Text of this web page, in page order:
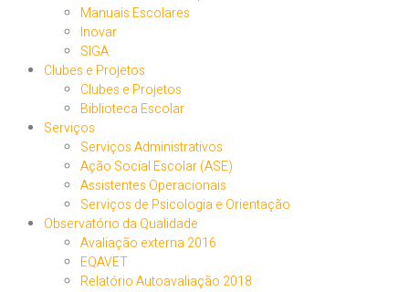
Manuais Escolares
Inovar
SIGA
Clubes e Projetos
Clubes e Projetos
Biblioteca Escolar
Serviços
Serviços Administrativos
Ação Social Escolar (ASE)
Assistentes Operacionais
Serviços de Psicologia e Orientação
Observatório da Qualidade
Avaliação externa 2016
EQAVET
Relatório Autoavaliação 2018